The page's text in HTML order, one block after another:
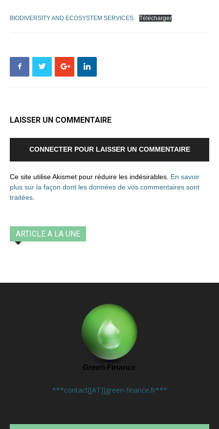
BIODIVERSITY AND ECOSYSTEM SERVICES Télécharger
LAISSER UN COMMENTAIRE
CONNECTER POUR LAISSER UN COMMENTAIRE
Ce site utilise Akismet pour réduire les indésirables. En savoir
plus sur la façon dont les données de vos commentaires sont
traitées
ARTICLE A LA UNE
***contact[[AT]]green-finance.fr***